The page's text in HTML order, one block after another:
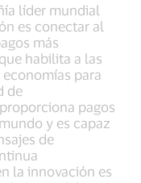
líder mundial
es conectar al
más
habilita a las
economías para
de
pagos
y es capaz
de
la innovación es